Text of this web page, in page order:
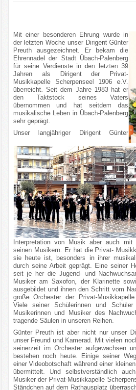
Mit einer besonderen Ehrung wurde in
der letzten Woche unser Dirigent Günter
Preuth ausgezeichnet. Er bekam die
Ehrennadel der Stadt Übach-Palenberg
für seine Verdienste in den letzten 39
Jahren als Dirigent der Privat-
Musikkapelle Scherpenseel 1906 e.V.
überreicht. Seit dem Jahre 1983 hat er
den Taktstock seines Vaters
übernommen und hat seitdem das
musikalische Leben in Übach-Palenberg
sehr geprägt.
Unser langjähriger Dirigent Günter
Interpretation von Musik aber auch
seinen Musikern. Er hat die Privat-
sie heute ist, besonders in ihrer
durch seine Arbeit geprägt. Eine seiner
seit je her die Jugend- und
Musiker am Saxofon, der Klarinette
ausgebildet und ihnen den Schritt vom
große Orchester der Privat-Musikkapelle
Viele seiner Schülerinnen und
Musikerinnen und Musiker des
tragende Säulen in unseren Reihen.
Günter Preuth ist aber nicht nur unser
unser Freund und Kamerad. Mit vielen
seinerzeit im Orchester aufgewachsen
bestehen noch heute. Einige seiner
einer Videobotschaft während einer
übermittelt. Und selbstverständlich
Musiker der Privat-Musikkapelle
Ständchen auf dem Rathausplatz